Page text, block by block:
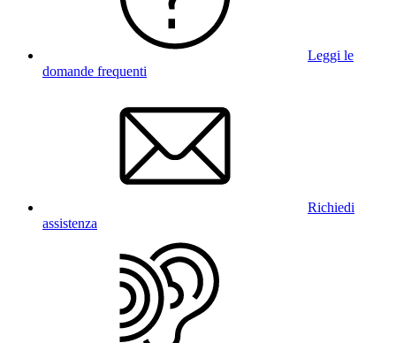
Leggi le
domande frequenti
Richiedi
assistenza